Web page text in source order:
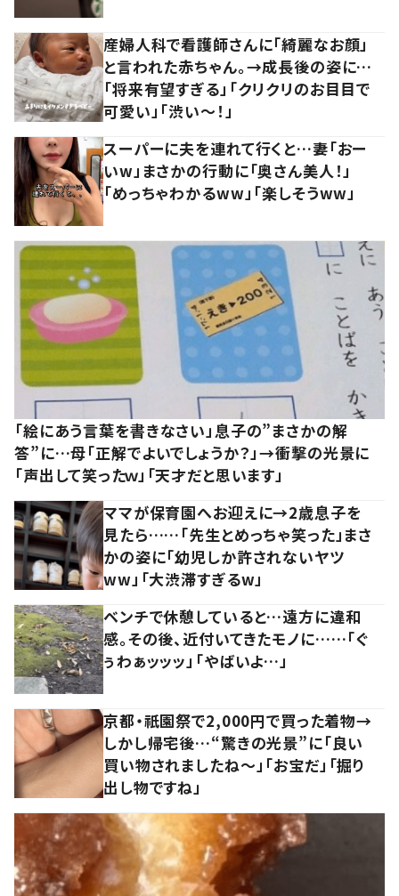
産婦人科で看護師さんに「綺麗なお顔」
と言われた赤ちゃん。→成長後の姿に…
「将来有望すぎる」「クリクリのお目目で
可愛い」「渋い～！」
スーパーに夫を連れて行くと…妻「おー
いw」まさかの行動に「奥さん美人！」
「めっちゃわかるww」「楽しそうww」
「絵にあう言葉を書きなさい」息子の”まさかの解
答”に…母「正解でよいでしょうか？」→衝撃の光景に
「声出して笑ったｗ」「天才だと思います」
ママが保育園へお迎えに→2歳息子を
見たら……「先生とめっちゃ笑った」まさ
かの姿に「幼児しか許されないヤツ
ww」「大渋滞すぎるw」
ベンチで休憩していると…遠方に違和
感。その後、近付いてきたモノに……「ぐ
ぅわぁッッッ」「やばいよ…」
京都・祇園祭で2,000円で買った着物→
しかし帰宅後…“驚きの光景”に「良い
買い物されましたね～」「お宝だ」「掘り
出し物ですね」